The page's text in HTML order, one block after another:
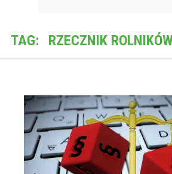
TAG: RZECZNIK